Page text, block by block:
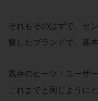
それもそのはずで、セ
整したブランドで、基
既存のヒーツ・ユーザ
これまでと同じように